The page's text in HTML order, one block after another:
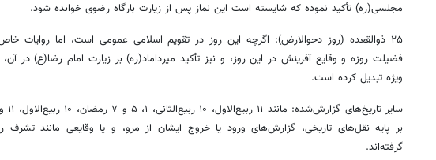
مجلسی(ره) تأکید نموده که شایسته است این نماز پس از زیارت بارگاه رضوی خوانده شود.
۲۵ ذوالقعده (روز دحوالارض): اگرچه این روز در تقویم اسلامی عمومی است، اما روایات
فضیلت روزه و وقایع آفرینش در این روز، و نیز تأکید میرداماد(ره) بر زیارت امام رضا(ع) در آن،
ویژه تبدیل کرده است.
بر پایه نقل‌های تاریخی، گزارش‌های ورود یا خروج ایشان از مرو، و یا وقایعی مانند
گرفته‌اند.